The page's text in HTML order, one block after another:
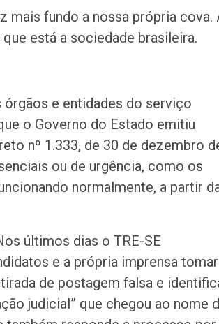
mais fundo a nossa própria cova.
está a sociedade brasileira.
órgãos e entidades do serviço
o Governo do Estado emitiu
nº 1.333, de 30 de dezembro
ou de urgência, como os
normalmente, a partir
últimos dias o TRE-SE
e a própria imprensa tomar
de postagem falsa e
judicial” que chegou ao nome